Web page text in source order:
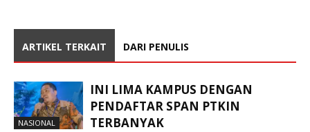
ARTIKEL TERKAIT DARI PENULIS
NASIONAL
INI LIMA KAMPUS DENGAN
PENDAFTAR SPAN PTKIN
TERBANYAK